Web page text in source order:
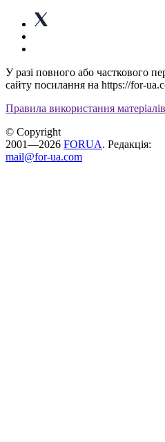
У разі повного або часткового
сайту посилання на https://for-
Правила використання матеріалів
© Copyright
2001—2026 FORUA. Редакція:
mail@for-ua.com